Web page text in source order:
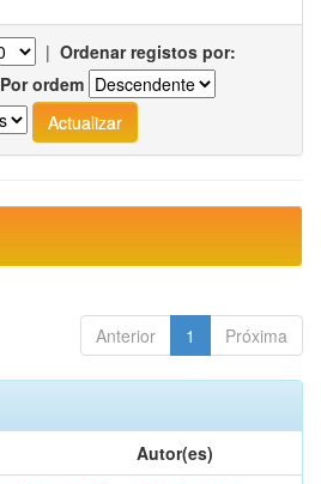
| Ordenar registos por:
Por ordem
Anterior 1 Próxima
Autor(es)